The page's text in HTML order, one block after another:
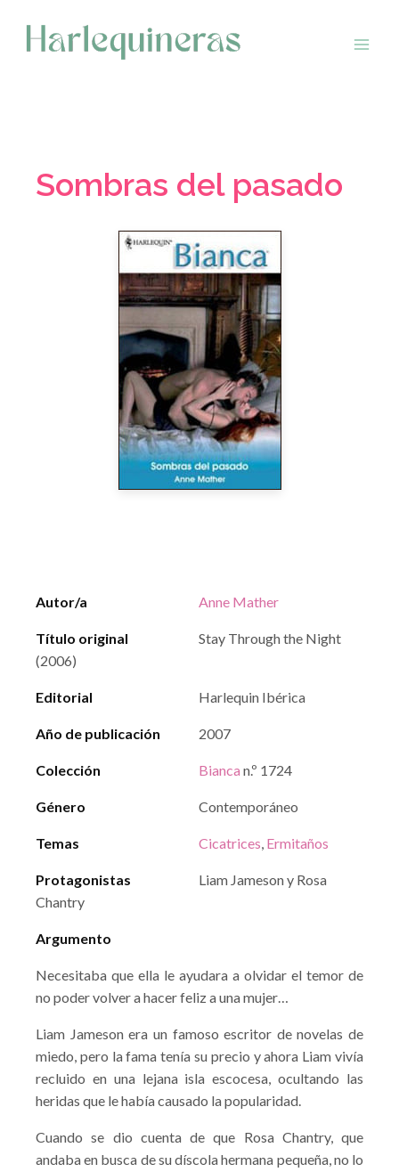
contenido
Sombras del pasado
Autor/a Anne Mather
Título original
Stay Through the Night
(2006)
Editorial Harlequin Ibérica
Año de publicación 2007
Colección Bianca n.º 1724
Género Contemporáneo
Temas Cicatrices, Ermitaños
Protagonistas
Liam Jameson y Rosa
Chantry
Argumento
Necesitaba que ella le ayudara a olvidar el temor de
no poder volver a hacer feliz a una mujer…
Liam Jameson era un famoso escritor de novelas de
miedo, pero la fama tenía su precio y ahora Liam vivía
recluido en una lejana isla escocesa, ocultando las
heridas que le había causado la popularidad.
Cuando se dio cuenta de que Rosa Chantry, que
andaba en busca de su díscola hermana pequeña, no lo